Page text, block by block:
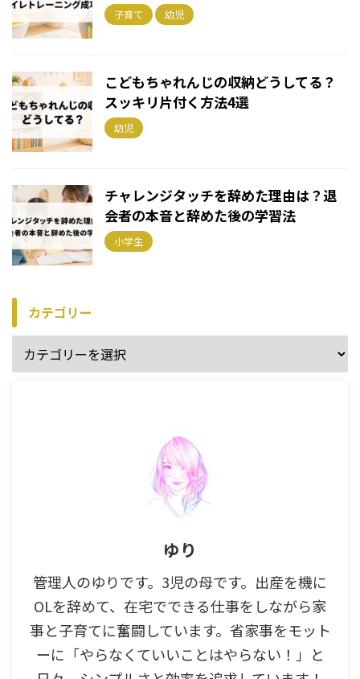
子育て 幼児
こどもちゃれんじの収納どうしてる？
スッキリ片付く方法4選
幼児
チャレンジタッチを辞めた理由は？退
会者の本音と辞めた後の学習法
小学生
カテゴリー
ゆり
管理人のゆりです。3児の母です。出産を機に
OLを辞めて、在宅でできる仕事をしながら家
事と子育てに奮闘しています。省家事をモット
ーに「やらなくていいことはやらない！」と